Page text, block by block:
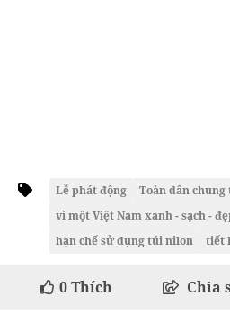
Lễ phát động
Toàn dân
vì một Việt Nam xanh - sạch -
hạn chế sử dụng túi nilon
tiết
0Thích Chia